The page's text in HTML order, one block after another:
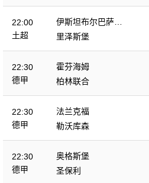
22:00
土超
伊斯坦布尔巴萨克
塞尔
里泽斯堡
22:30
德甲
霍芬海姆
柏林联合
22:30
德甲
法兰克福
勒沃库森
22:30
德甲
奥格斯堡
圣保利